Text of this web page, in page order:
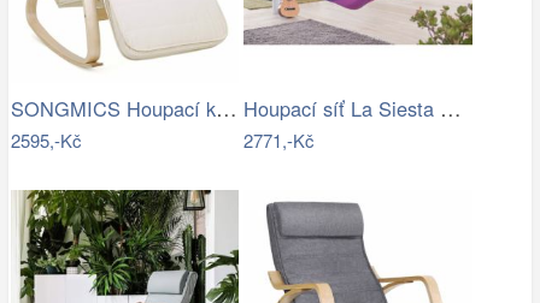
SONGMICS Houpací křeslo Ben béžové
2595,-Kč
Houpací síť La Siesta ORQUIDEA - IN
2771,-Kč